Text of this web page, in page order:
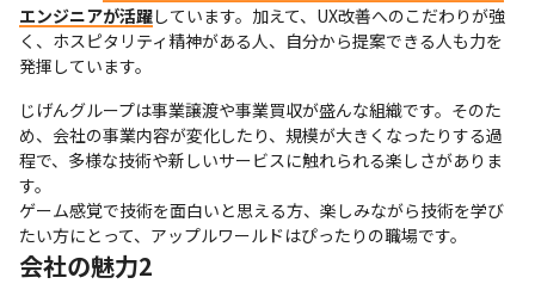
エンジニアが活躍しています。加えて、UX改善へのこだわりが強
く、ホスピタリティ精神がある人、自分から提案できる人も力を
発揮しています。
じげんグループは事業譲渡や事業買収が盛んな組織です。そのた
め、会社の事業内容が変化したり、規模が大きくなったりする過
程で、多様な技術や新しいサービスに触れられる楽しさがありま
す。
ゲーム感覚で技術を面白いと思える方、楽しみながら技術を学び
たい方にとって、アップルワールドはぴったりの職場です。
会社の魅力2